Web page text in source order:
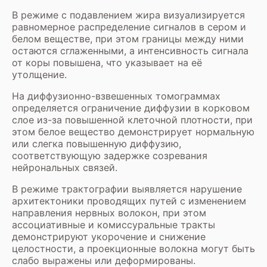
В режиме с подавлением жира визуализируется
равномерное распределение сигналов в сером и
белом веществе, при этом границы между ними
остаются сглаженными, а интенсивность сигнала
от коры повышена, что указывает на её
утолщение.
На диффузионно-взвешенных томограммах
определяется ограничение диффузии в корковом
слое из-за повышенной клеточной плотности, при
этом белое вещество демонстрирует нормальную
или слегка повышенную диффузию,
соответствующую задержке созревания
нейрональных связей.
В режиме трактографии выявляется нарушение
архитектоники проводящих путей с изменением
направления нервных волокон, при этом
ассоциативные и комиссуральные тракты
демонстрируют укорочение и снижение
целостности, а проекционные волокна могут быть
слабо выражены или деформированы.